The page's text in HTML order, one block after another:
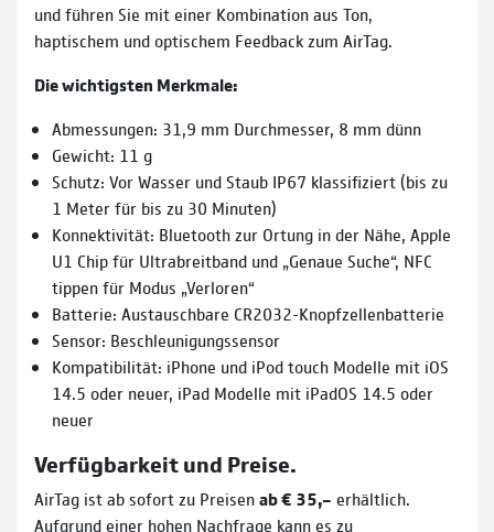
und führen Sie mit einer Kombination aus Ton,
haptischem und optischem Feedback zum AirTag.
Die wichtigsten Merkmale:
Abmessungen: 31,9 mm Durchmesser, 8 mm dünn
Gewicht: 11 g
Schutz: Vor Wasser und Staub IP67 klassifiziert (bis zu
1 Meter für bis zu 30 Minuten)
Konnektivität: Bluetooth zur Ortung in der Nähe, Apple
U1 Chip für Ultrabreitband und „Genaue Suche“, NFC
tippen für Modus „Verloren“
Batterie: Austauschbare CR2032-Knopf­zellenbatterie
Sensor: Beschleunigungs­sensor
Kompatibilität: iPhone und iPod touch Modelle mit iOS
14.5 oder neuer, iPad Modelle mit iPadOS 14.5 oder
neuer
Verfügbarkeit und Preise.
AirTag ist ab sofort zu Preisenab € 35,– erhältlich.
Aufgrund einer hohen Nachfrage kann es zu